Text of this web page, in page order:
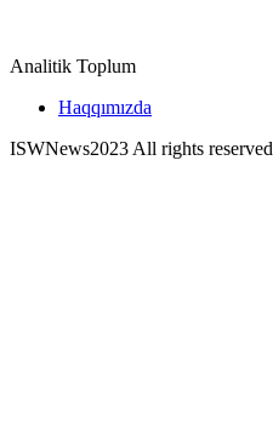
Analitik Toplum
Haqqımızda
ISWNews2023 All rights reserved